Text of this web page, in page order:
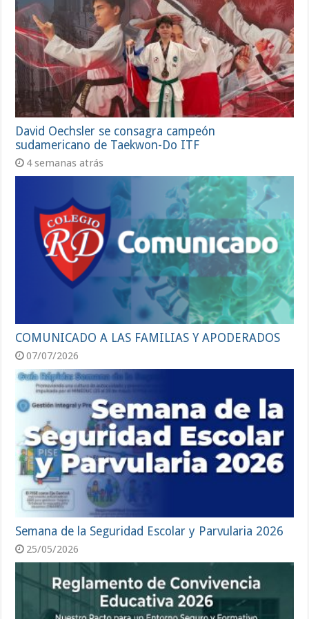
David Oechsler se consagra campeón
sudamericano de Taekwon-Do ITF
4 semanas atrás
COMUNICADO A LAS FAMILIAS Y APODERADOS
07/07/2026
Semana de la Seguridad Escolar y Parvularia 2026
25/05/2026